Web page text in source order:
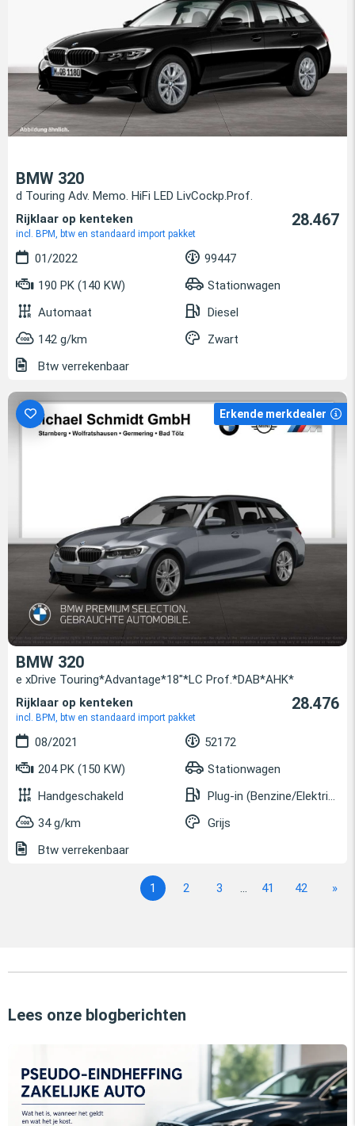
BMW 320
d Touring Adv. Memo. HiFi LED LivCockp.Prof.
Rijklaar op kenteken
incl. BPM, btw en standaard import pakket
28.467
01/2022
99447
190 PK (140 KW)
Stationwagen
Automaat
Diesel
142 g/km
Zwart
Btw verrekenbaar
Erkende merkdealer
BMW 320
e xDrive Touring*Advantage*18"*LC Prof.*DAB*AHK*
Rijklaar op kenteken
incl. BPM, btw en standaard import pakket
28.476
08/2021
52172
204 PK (150 KW)
Stationwagen
Handgeschakeld
Plug-in (Benzine/Elektrisch)
34 g/km
Grijs
Btw verrekenbaar
1 2 3 ... 41 42 »
Lees onze blogberichten